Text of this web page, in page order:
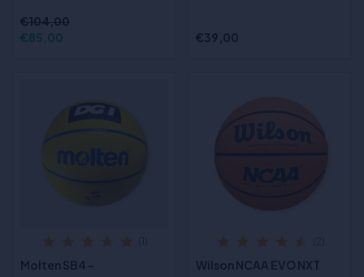
€104,00
€85,00
€39,00
Molten SB4 -
Wilson NCAA EVO NXT